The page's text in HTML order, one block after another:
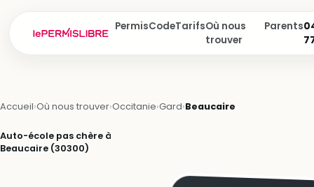
PermisCodeTarifsOù nous
trouver
Parents
Accueil›Où nous trouver›Occitanie›Gard›Beaucaire
Auto-école pas chère à
Beaucaire (30300)